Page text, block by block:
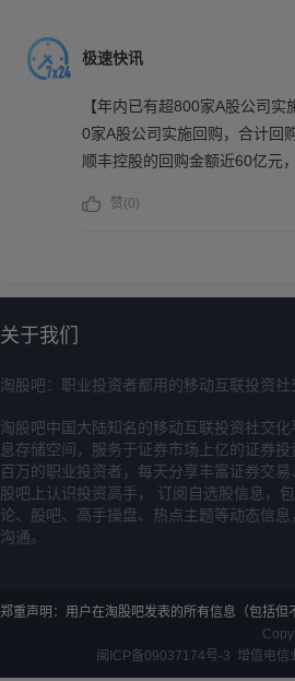
极速快讯
【年内已有超800家A股公司
0家A股公司实施回购，合计回
顺丰控股的回购金额近60亿元
赞(0)
关于我们
淘股吧：职业投资者都用的移动互联投资社
淘股吧中国大陆知名的移动互联投资社交
息存储空间，服务于证券市场上亿的证券
百万的职业投资者，每天分享丰富证券交
股吧上认识投资高手， 订阅自选股信息，
论、股吧、高手操盘、热点主题等动态信
沟通。
郑重声明：用户在淘股吧发表的所有信息（包括
闽ICP备09037174号-3 增值电